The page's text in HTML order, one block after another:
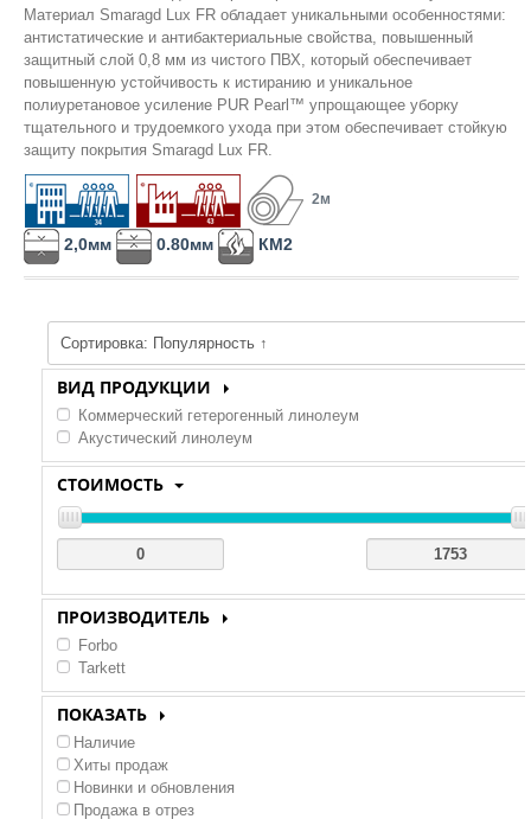
Материал Smaragd Lux FR обладает уникальными особенностями:
антистатические и антибактериальные свойства, повышенный
защитный слой 0,8 мм из чистого ПВХ, который обеспечивает
повышенную устойчивость к истиранию и уникальное
полиуретановое усиление PUR Pearl™ упрощающее уборку
тщательного и трудоемкого ухода при этом обеспечивает стойкую
защиту покрытия Smaragd Lux FR.
2м
2,0мм 0.80мм КМ2
ВИД ПРОДУКЦИИ
Коммерческий гетерогенный линолеум
Акустический линолеум
СТОИМОСТЬ
ПРОИЗВОДИТЕЛЬ
Forbo
Tarkett
ПОКАЗАТЬ
Наличие
Хиты продаж
Новинки и обновления
Продажа в отрез